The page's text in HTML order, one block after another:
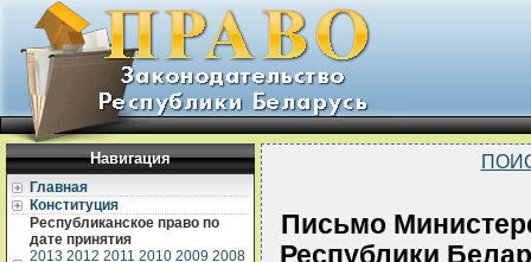
Навигация
Главная
Конституция
Республиканское право по
дате принятия
2013 2012 2011 2010 2009 2008
Письмо
Республики